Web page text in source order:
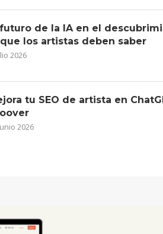
de la IA en el
los artistas deben saber
2026
tu SEO de artista en
2026